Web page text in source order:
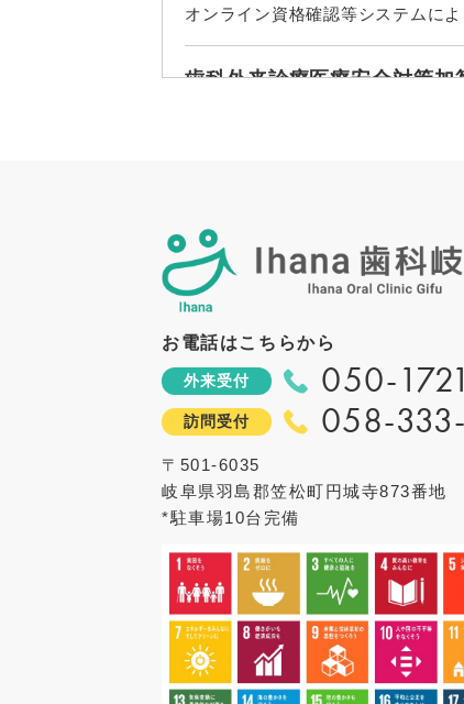
オンライン資格確認等システムに
歯科外来診療医療安全対策加
情報通信機器を用いた歯科診
情報通信機器を用いた診療につい
全身的な管理を要する患者様に対
口腔管理体制強化加算
継続的な口腔管理、歯科疾患の重
口腔機能実地指導料
口腔機能の発達不全又は低下が認
在宅療養支援歯科診療所1
通院が困難な患者様に対する歯科
お電話はこちらから
外来受付 050-
訪問受付 058-
〒501-6035
岐阜県羽島郡笠松町円城寺873番地
*駐車場10台完備